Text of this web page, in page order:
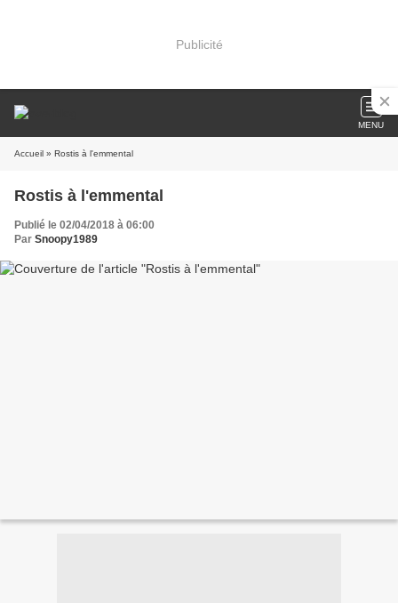
Publicité
MENU
Accueil » Rostis à l'emmental
Rostis à l'emmental
Publié le 02/04/2018 à 06:00
Par Snoopy1989